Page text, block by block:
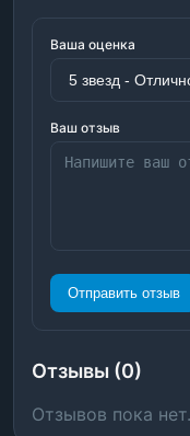
Ваша оценка
Ваш отзыв
Отправить отзыв
Отзывы (0)
Отзывов пока